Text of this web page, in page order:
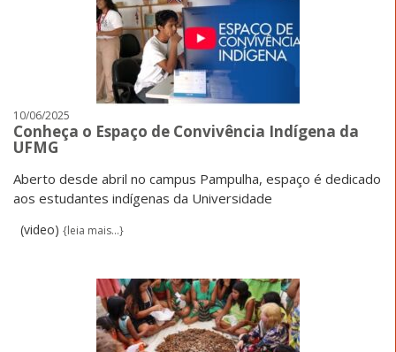
10/06/2025
Conheça o Espaço de Convivência Indígena da
UFMG
Aberto desde abril no campus Pampulha, espaço é dedicado
aos estudantes indígenas da Universidade
(video) {leia mais...}